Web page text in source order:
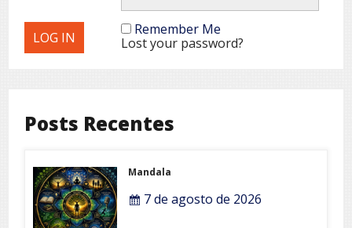
Remember Me
Lost your password?
Posts Recentes
Mandala
7 de agosto de 2026